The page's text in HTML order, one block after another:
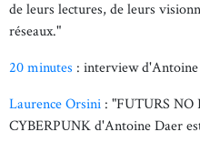
de leurs lectures, de leurs
réseaux."
20 minutes : interview
Laurence Orsini : "FUTURS
CYBERPUNK d'Antoine Daer